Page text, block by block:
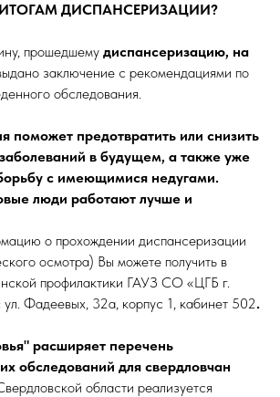
ДИСПАНСЕРИЗАЦИИ?
прошедшему диспансеризацию, на
заключение с рекомендациями по
обследования.
поможет предотвратить или снизить
в будущем, а также уже
с имеющимися недугами.
люди работают лучше и
о прохождении диспансеризации
осмотра) Вы можете получить в
профилактики ГАУЗ СО «ЦГБ г.
ул. Фадеевых, 32а, корпус 1, кабинет 502.
расширяет перечень
обследований для свердловчан
области реализуется